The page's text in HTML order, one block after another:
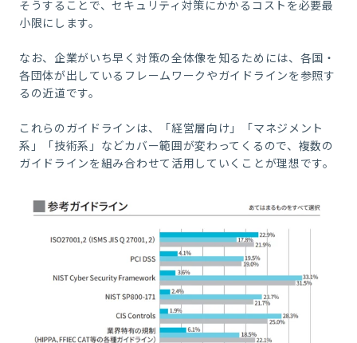
そうすることで、セキュリティ対策にかかるコストを必要最
小限にします。
なお、企業がいち早く対策の全体像を知るためには、各国・
各団体が出しているフレームワークやガイドラインを参照す
るの近道です。
これらのガイドラインは、「経営層向け」「マネジメント
系」「技術系」などカバー範囲が変わってくるので、複数の
ガイドラインを組み合わせて活用していくことが理想です。